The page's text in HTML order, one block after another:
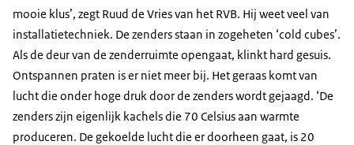
mooie klus’, zegt Ruud de Vries van het RVB. Hij weet veel van
installatietechniek. De zenders staan in zogeheten ‘cold cubes’.
Als de deur van de zenderruimte opengaat, klinkt hard gesuis.
Ontspannen praten is er niet meer bij. Het geraas komt van
lucht die onder hoge druk door de zenders wordt gejaagd. ‘De
zenders zijn eigenlijk kachels die 70 Celsius aan warmte
produceren. De gekoelde lucht die er doorheen gaat, is 20